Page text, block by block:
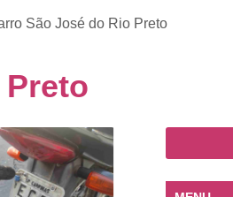
da Placa Mercosul
Veículo Pcd
Emplacamento do Veículo
Veículos Zero
Detran
São José do Rio Preto